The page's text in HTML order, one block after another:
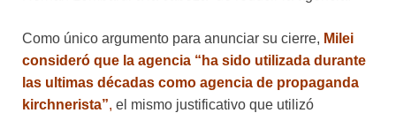
Como único argumento para anunciar su cierre, Milei
consideró que la agencia “ha sido utilizada durante
las ultimas décadas como agencia de propaganda
kirchnerista”, el mismo justificativo que utilizó